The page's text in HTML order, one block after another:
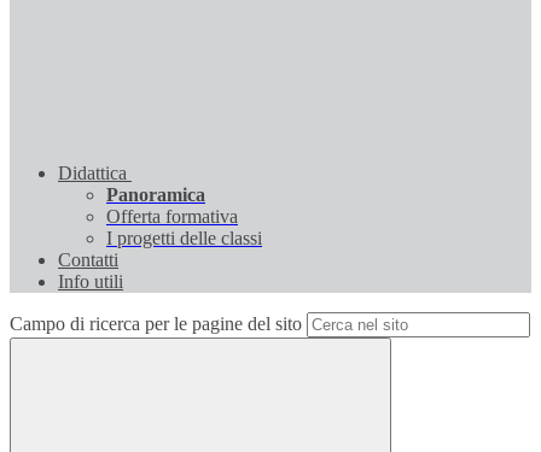
Didattica
Panoramica
Offerta formativa
I progetti delle classi
Contatti
Info utili
Campo di ricerca per le pagine del sito